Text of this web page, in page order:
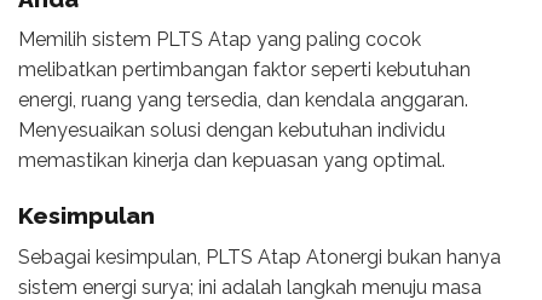
Memilih sistem PLTS Atap yang paling cocok
melibatkan pertimbangan faktor seperti kebutuhan
energi, ruang yang tersedia, dan kendala anggaran.
Menyesuaikan solusi dengan kebutuhan individu
memastikan kinerja dan kepuasan yang optimal.
Kesimpulan
Sebagai kesimpulan, PLTS Atap Atonergi bukan hanya
sistem energi surya; ini adalah langkah menuju masa